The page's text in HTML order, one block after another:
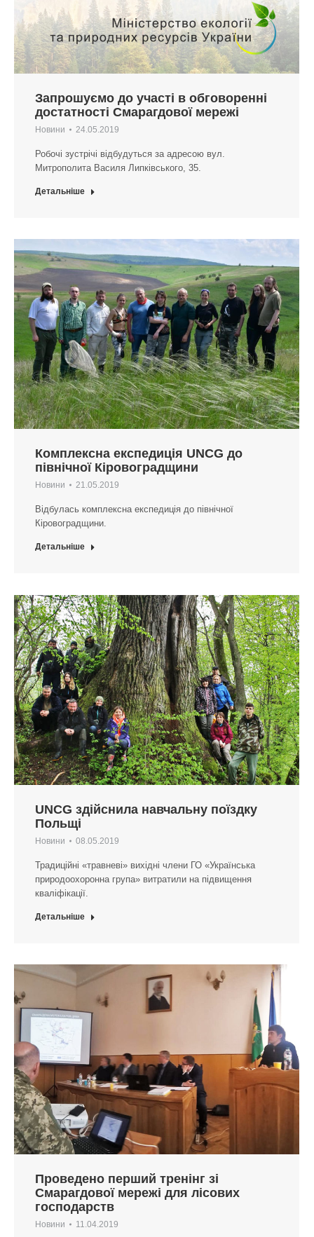
Запрошуємо до участі в обговоренні
достатності Смарагдової мережі
Новини 24.05.2019
Робочі зустрічі відбудуться за адресою вул.
Митрополита Василя Липківського, 35.
Детальніше
Комплексна експедиція UNCG до
північної Кіровоградщини
Новини 21.05.2019
Відбулась комплексна експедиція до північної
Кіровоградщини.
Детальніше
UNCG здійснила навчальну поїздку
Польщі
Новини 08.05.2019
Традиційні «травневі» вихідні члени ГО «Українська
природоохоронна група» витратили на підвищення
кваліфікації.
Детальніше
Проведено перший тренінг зі
Смарагдової мережі для лісових
господарств
Новини 11.04.2019